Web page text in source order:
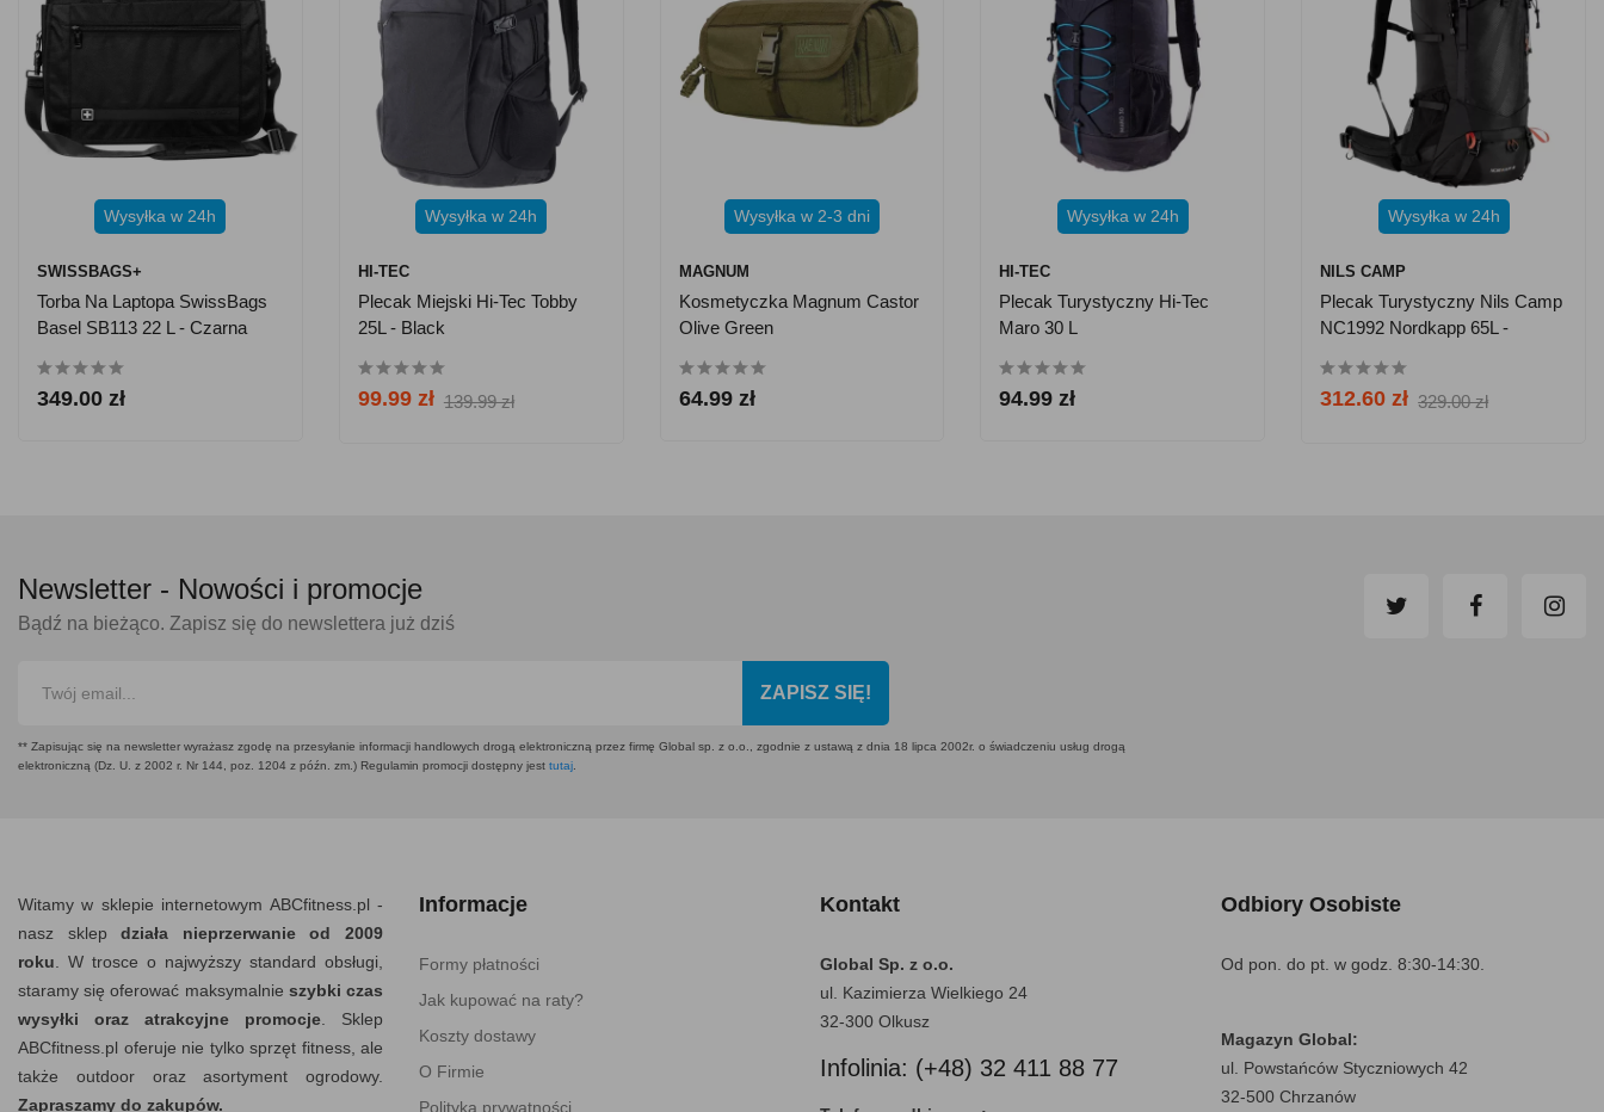
Wysyłka w 24h
SWISSBAGS+
Torba Na Laptopa SwissBags
Basel SB113 22 L - Czarna
349.00 zł
Wysyłka w 24h
HI-TEC
Plecak Miejski Hi-Tec Tobby
25L - Black
99.99 zł 139.99 zł
Wysyłka w 2-3 dni
MAGNUM
Kosmetyczka Magnum Castor
Olive Green
64.99 zł
Wysyłka w 24h
HI-TEC
Plecak Turystyczny Hi-Tec
Maro 30 L
94.99 zł
Wysyłka w 24h
NILS CAMP
Plecak Turystyczny Nils Camp
NC1992 Nordkapp 65L -
312.60 zł 329.00 zł
Newsletter - Nowości i promocje
Bądź na bieżąco. Zapisz się do newslettera już dziś
ZAPISZ SIĘ!
** Zapisując się na newsletter wyrażasz zgodę na przesyłanie informacji handlowych drogą elektroniczną przez firmę Global sp. z o.o., zgodnie z ustawą z dnia 18 lipca 2002r. o świadczeniu usług drogą
elektroniczną (Dz. U. z 2002 r. Nr 144, poz. 1204 z późn. zm.) Regulamin promocji dostępny jest tutaj
Witamy w sklepie internetowym ABCfitness.pl -
nasz sklepdziała nieprzerwanie od 2009
roku . W trosce o najwyższy standard obsługi,
staramy się oferować maksymalnie szybki czas
wysyłki oraz atrakcyjne promocje . Sklep
ABCfitness.pl oferuje nie tylko sprzęt fitness, ale
także outdoor oraz asortyment ogrodowy.
Zapraszamy do zakupów.
Informacje
Formy płatności
Jak kupować na raty?
Koszty dostawy
O Firmie
Polityka prywatności
Kontakt
Global Sp. z o.o.
ul. Kazimierza Wielkiego 24
32-300 Olkusz
Infolinia: (+48) 32 411 88 77
Odbiory Osobiste
Od pon. do pt. w godz. 8:30-14:30.
Magazyn Global:
ul. Powstańców Styczniowych 42
32-500 Chrzanów